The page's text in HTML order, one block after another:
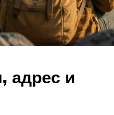
адрес и